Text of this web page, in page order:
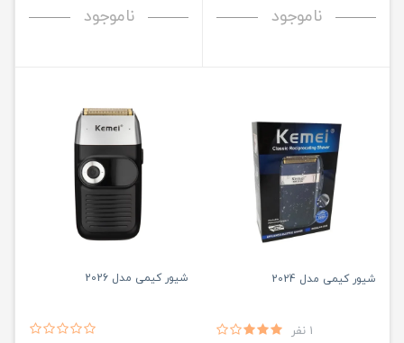
ناموجود ناموجود
شیور کیمی مدل 2024
1 نفر
شیور کیمی مدل 2026